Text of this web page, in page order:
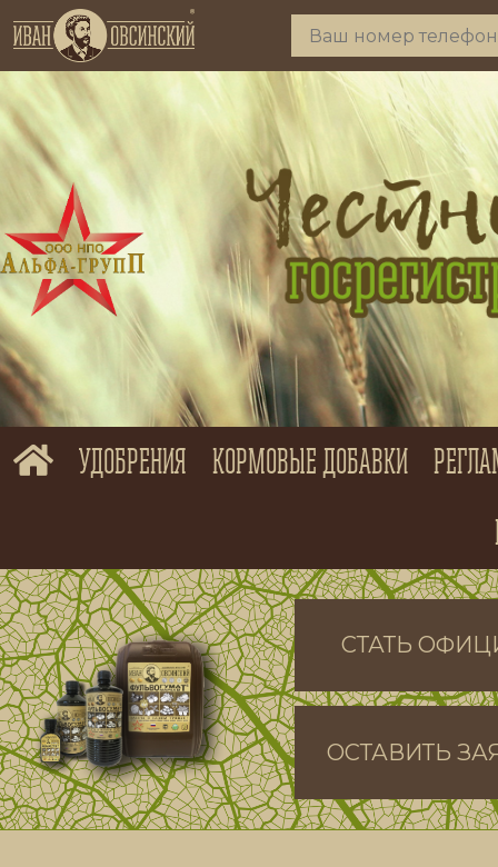
УДОБРЕНИЯ КОРМОВЫЕ ДОБАВКИ
СТАТЬ
ОСТАВИТЬ